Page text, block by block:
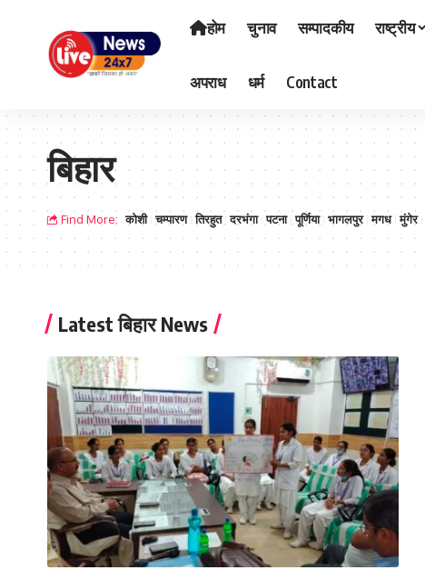
होम चुनाव सम्पादकीय राष्ट्रीय
अपराध धर्म Contact
बिहार
Find More: कोशी चम्पारण तिरहुत दरभंगा पटना पूर्णिया भागलपुर मगध मुंगेर
Latest बिहार News